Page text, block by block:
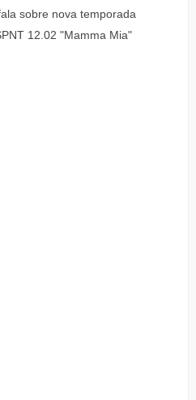
sobre nova temporada
12.02 "Mamma Mia"